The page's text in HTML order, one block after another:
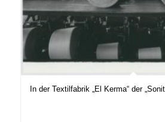
In der Textilfabrik „El Kerma“ der